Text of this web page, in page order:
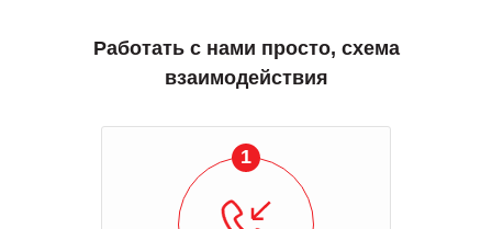
Работать с нами просто, схема
взаимодействия
1